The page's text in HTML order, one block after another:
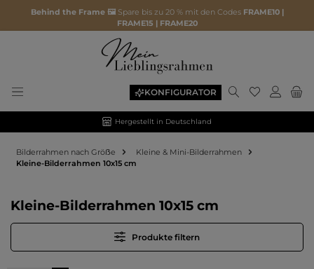
Behind the Frame 🖼️ Spare bis zu 20 % mit den Codes FRAME10 |
FRAME15 | FRAME20
KONFIGURATOR Du hast 0
Hergestellt in Deutschland
Bilderrahmen nach Gröẞe
Kleine & Mini-Bilderrahmen
Kleine-Bilderrahmen 10x15 cm
Kleine-Bilderrahmen 10x15 cm
Produkte filtern